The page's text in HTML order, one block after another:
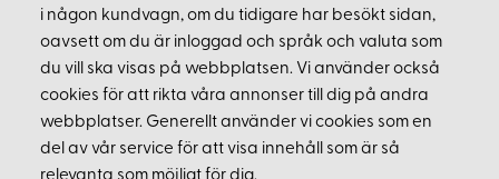
i någon kundvagn, om du tidigare har besökt sidan,
oavsett om du är inloggad och språk och valuta som
du vill ska visas på webbplatsen. Vi använder också
cookies för att rikta våra annonser till dig på andra
webbplatser. Generellt använder vi cookies som en
del av vår service för att visa innehåll som är så